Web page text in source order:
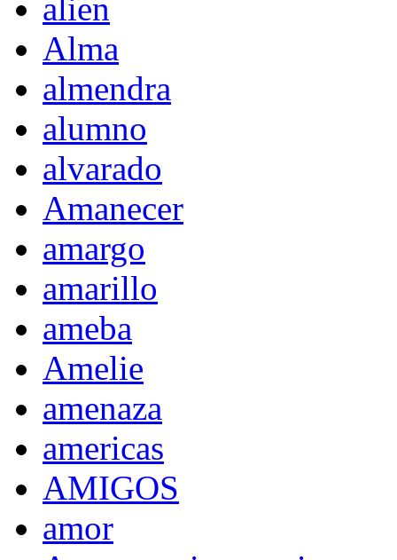
alien
Alma
almendra
alumno
alvarado
Amanecer
amargo
amarillo
ameba
Amelie
amenaza
americas
AMIGOS
amor